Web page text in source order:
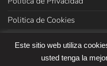
Politica de Cookies
Este sitio web utiliza
usted tenga la